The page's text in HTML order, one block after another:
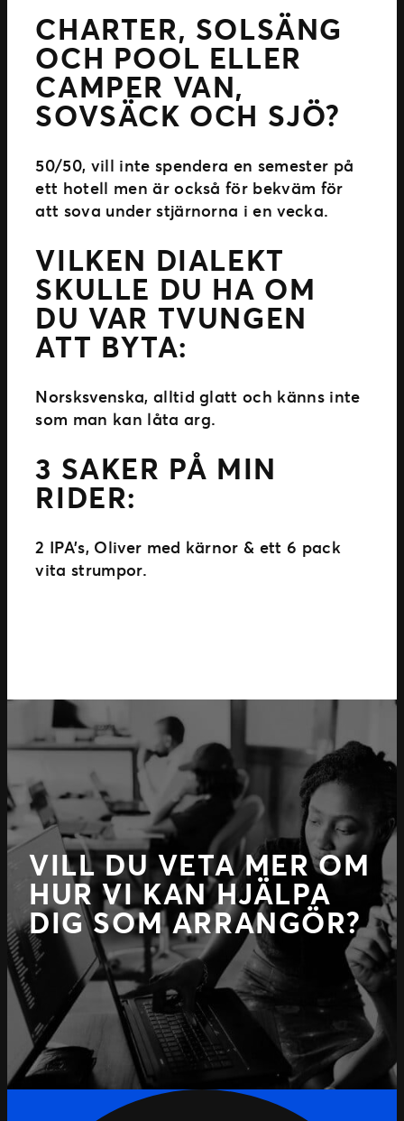
CHARTER, SOLSÄNG
OCH POOL ELLER
CAMPER VAN,
SOVSÄCK OCH SJÖ?
50/50, vill inte spendera en semester på
ett hotell men är också för bekväm för
att sova under stjärnorna i en vecka.
VILKEN DIALEKT
SKULLE DU HA OM
DU VAR TVUNGEN
ATT BYTA:
Norsksvenska, alltid glatt och känns inte
som man kan låta arg.
3 SAKER PÅ MIN
RIDER:
2 IPA’s, Oliver med kärnor & ett 6 pack
vita strumpor.
VILL DU VETA MER OM
HUR VI KAN HJÄLPA
DIG SOM ARRANGÖR?